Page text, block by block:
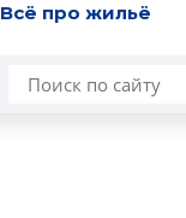
Всё про жильё